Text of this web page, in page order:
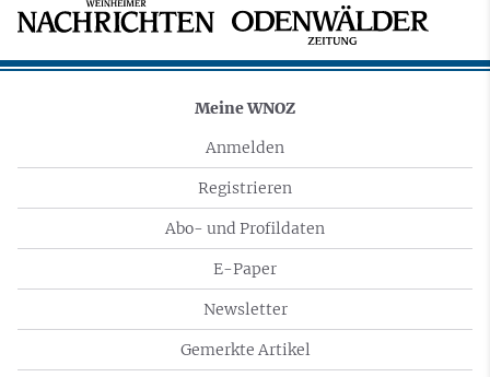
Meine WNOZ
Anmelden
Registrieren
Abo- und Profildaten
E-Paper
Newsletter
Gemerkte Artikel